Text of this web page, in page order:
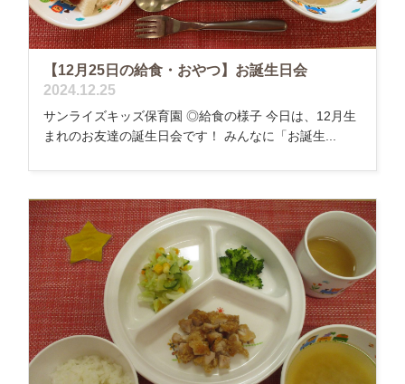
【12月25日の給食・おやつ】お誕生日会
2024.12.25
サンライズキッズ保育園 ◎給食の様子 今日は、12月生
まれのお友達の誕生日会です！ みんなに「お誕生...